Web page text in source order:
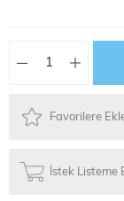
Favorilere
İstek Listeme